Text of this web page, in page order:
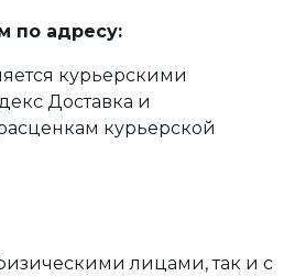
по адресу:
курьерскими
Доставка и
курьерской
лицами, так и с